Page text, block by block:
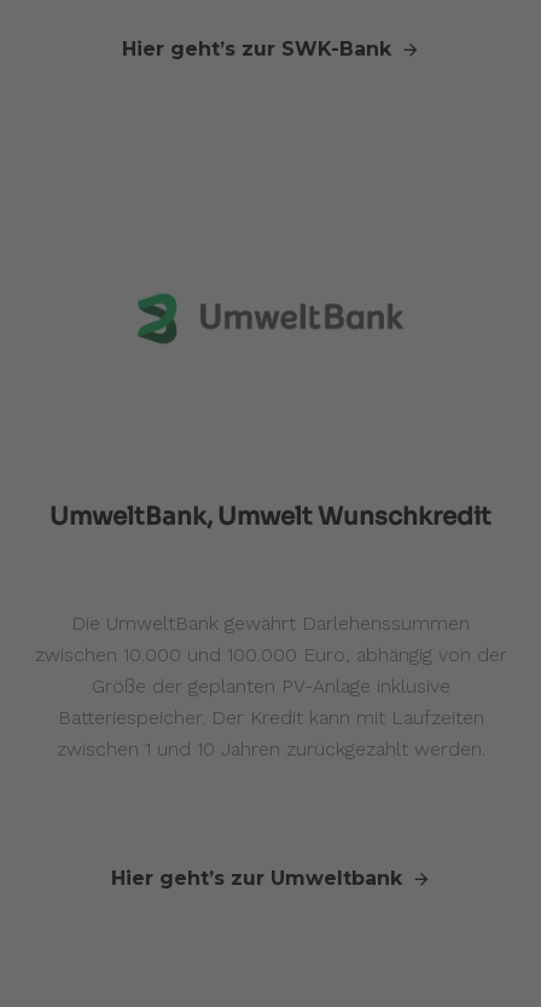
Hier geht’s zur SWK-Bank
UmweltBank, Umwelt Wunschkredit
Die UmweltBank gewährt Darlehenssummen
zwischen 10.000 und 100.000 Euro, abhängig von der
Größe der geplanten PV-Anlage inklusive
Batteriespeicher. Der Kredit kann mit Laufzeiten
zwischen 1 und 10 Jahren zurückgezahlt werden.
Hier geht’s zur Umweltbank